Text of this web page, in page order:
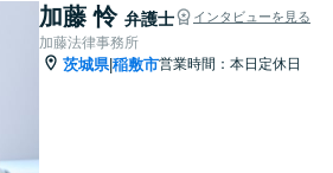
加藤 怜 弁護士 インタビューを見る
加藤法律事務所
茨城県|稲敷市営業時間：本日定休日